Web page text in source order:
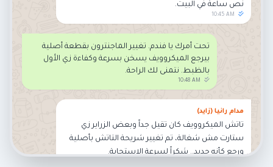
نص ساعة في البيت.
10:45 AM
تحت أمرك يا فندم. تغيير الماجنترون بقطعة أصلية
بيرجع الميكروويف يسخن بسرعة وكفاءة زي الأول
بالظبط. نتمنى لك الراحة.
10:48 AM
مدام رانيا (زايد)
تاتش الميكروويف كان تقيل جداً وبعض الزراير زي
ستارت مش شغالة، تم تغيير شريحة التاتش بأصلية
ورجع كأنه جديد.. شكراً لسرعة الاستجابة.